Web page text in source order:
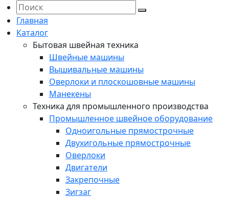
Главная
Каталог
Бытовая швейная техника
Швейные машины
Вышивальные машины
Оверлоки и плоскошовные машины
Манекены
Техника для промышленного производства
Промышленное швейное оборудование
Одноигольные прямострочные
Двухигольные прямострочные
Оверлоки
Двигатели
Закрепочные
Зигзаг